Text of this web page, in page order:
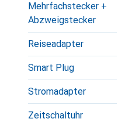
Mehrfachstecker +
Abzweigstecker
Reiseadapter
Smart Plug
Stromadapter
Zeitschaltuhr